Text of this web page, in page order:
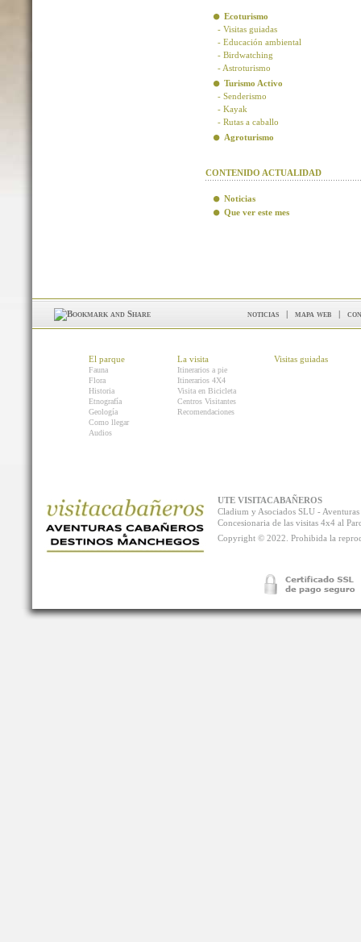
Ecoturismo
- Visitas guiadas
- Educación ambiental
- Birdwatching
- Astroturismo
Turismo Activo
- Senderismo
- Kayak
- Rutas a caballo
Agroturismo
CONTENIDO ACTUALIDAD
Noticias
Que ver este mes
noticias | mapa web |
El parque
Fauna
Flora
Historia
Etnografía
Geología
Como llegar
Audios
La visita
Itinerarios a pie
Itinerarios 4X4
Visita en Bicicleta
Centros Visitantes
Recomendaciones
Visitas guiadas
UTE VISITACABAÑEROS
Cladium y Asociados SLU -
Concesionaria de las visitas 4x4 al
Copyright © 2022. Prohibida la